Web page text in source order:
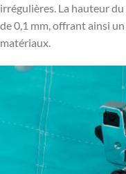
irrégulières. La hauteur
de 0,1 mm, offrant ainsi
matériaux.